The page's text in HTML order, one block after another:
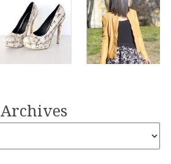
Archives